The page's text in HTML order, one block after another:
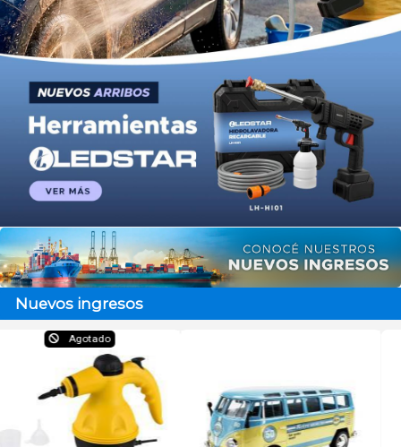
Nuevos ingresos